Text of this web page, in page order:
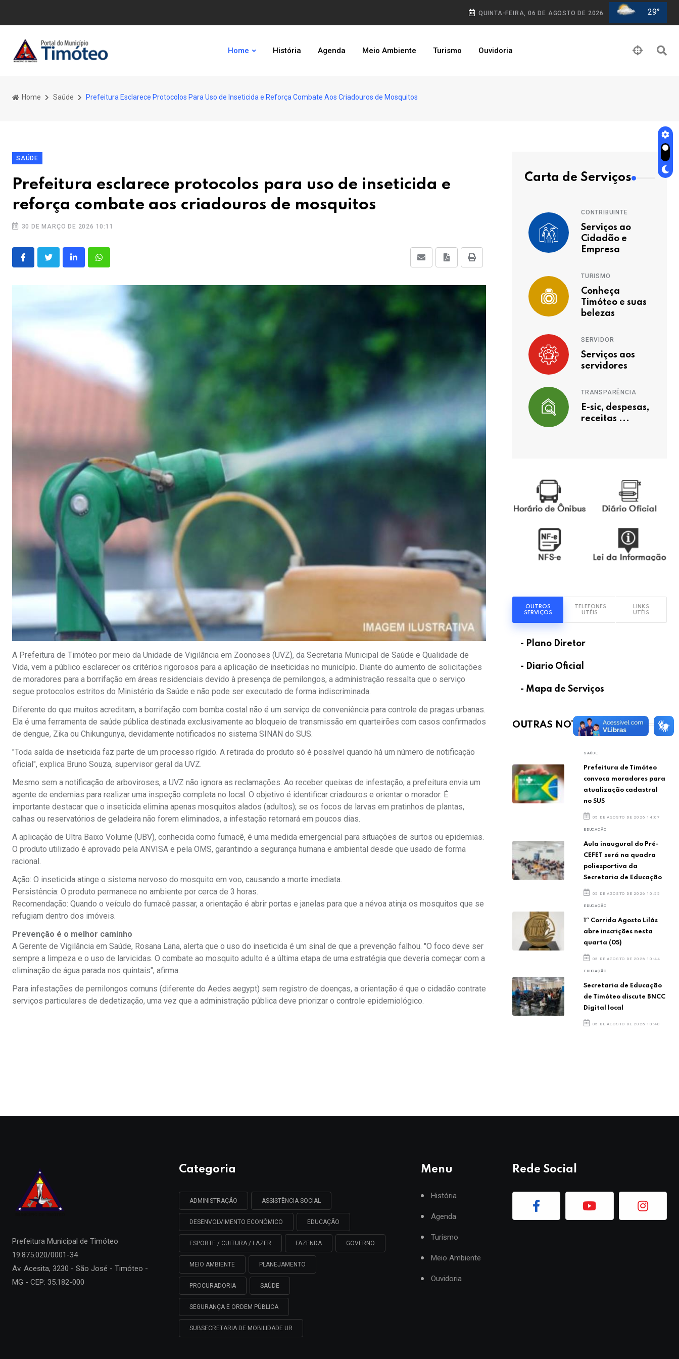
QUINTA-FEIRA, 06 DE AGOSTO DE 2026 29°
Home História Agenda Meio Ambiente Turismo Ouvidoria
Home Saúde Prefeitura Esclarece Protocolos Para Uso de Inseticida e Reforça Combate Aos Criadouros de Mosquitos
SAÚDE
Prefeitura esclarece protocolos para uso de inseticida e
reforça combate aos criadouros de mosquitos
30 DE MARÇO DE 2026 10:11
A Prefeitura de Timóteo por meio da Unidade de Vigilância em Zoonoses (UVZ), da Secretaria Municipal de Saúde e Qualidade de
Vida, vem a público esclarecer os critérios rigorosos para a aplicação de inseticidas no município. Diante do aumento de solicitações
de moradores para a borrifação em áreas residenciais devido à presença de pernilongos, a administração ressalta que o serviço
segue protocolos estritos do Ministério da Saúde e não pode ser executado de forma indiscriminada.
Diferente do que muitos acreditam, a borrifação com bomba costal não é um serviço de conveniência para controle de pragas urbanas.
Ela é uma ferramenta de saúde pública destinada exclusivamente ao bloqueio de transmissão em quarteirões com casos confirmados
de dengue, Zika ou Chikungunya, devidamente notificados no sistema SINAN do SUS.
"Toda saída de inseticida faz parte de um processo rígido. A retirada do produto só é possível quando há um número de notificação
oficial", explica Bruno Souza, supervisor geral da UVZ.
Mesmo sem a notificação de arboviroses, a UVZ não ignora as reclamações. Ao receber queixas de infestação, a prefeitura envia um
agente de endemias para realizar uma inspeção completa no local. O objetivo é identificar criadouros e orientar o morador. É
importante destacar que o inseticida elimina apenas mosquitos alados (adultos); se os focos de larvas em pratinhos de plantas,
calhas ou reservatórios de geladeira não forem eliminados, a infestação retornará em poucos dias.
A aplicação de Ultra Baixo Volume (UBV), conhecida como fumacê, é uma medida emergencial para situações de surtos ou epidemias.
O produto utilizado é aprovado pela ANVISA e pela OMS, garantindo a segurança humana e ambiental desde que usado de forma
racional.
Ação: O inseticida atinge o sistema nervoso do mosquito em voo, causando a morte imediata.
Persistência: O produto permanece no ambiente por cerca de 3 horas.
Recomendação: Quando o veículo do fumacê passar, a orientação é abrir portas e janelas para que a névoa atinja os mosquitos que se
refugiam dentro dos imóveis.
Prevenção é o melhor caminho
A Gerente de Vigilância em Saúde, Rosana Lana, alerta que o uso do inseticida é um sinal de que a prevenção falhou. "O foco deve ser
sempre a limpeza e o uso de larvicidas. O combate ao mosquito adulto é a última etapa de uma estratégia que deveria começar com a
eliminação de água parada nos quintais", afirma.
Para infestações de pernilongos comuns (diferente do Aedes aegypt) sem registro de doenças, a orientação é que o cidadão contrate
serviços particulares de dedetização, uma vez que a administração pública deve priorizar o controle epidemiológico.
Carta de Serviços
CONTRIBUINTE
Serviços ao
Cidadão e
Empresa
TURISMO
Conheça
Timóteo e suas
belezas
SERVIDOR
Serviços aos
servidores
TRANSPARÊNCIA
E-sic, despesas,
receitas ...
OUTROS
SERVIÇOS
TELEFONES
UTÉIS
LINKS
UTÉIS
- Plano Diretor
- Diario Oficial
- Mapa de Serviços
OUTRAS NOTÍCIAS
SAÚDE
Prefeitura de Timóteo
convoca moradores para
atualização cadastral
no SUS
05 DE AGOSTO DE 2026 14:07
EDUCAÇÃO
Aula inaugural do Pré-
CEFET será na quadra
poliesportiva da
Secretaria de Educação
05 DE AGOSTO DE 2026 10:55
EDUCAÇÃO
1ª Corrida Agosto Lilás
abre inscrições nesta
quarta (05)
05 DE AGOSTO DE 2026 10:44
EDUCAÇÃO
Secretaria de Educação
de Timóteo discute BNCC
Digital local
05 DE AGOSTO DE 2026 10:40
Prefeitura Municipal de Timóteo
19.875.020/0001-34
Av. Acesita, 3230 - São José - Timóteo -
MG - CEP: 35.182-000
Categoria
ADMINISTRAÇÃO ASSISTÊNCIA SOCIAL
DESENVOLVIMENTO ECONÔMICO EDUCAÇÃO
ESPORTE / CULTURA / LAZER FAZENDA GOVERNO
MEIO AMBIENTE PLANEJAMENTO
PROCURADORIA SAÚDE
SEGURANÇA E ORDEM PÚBLICA
SUBSECRETARIA DE MOBILIDADE UR
Menu
História
Agenda
Turismo
Meio Ambiente
Ouvidoria
Rede Social